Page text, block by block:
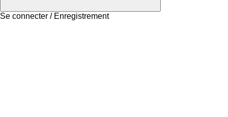
Se connecter / Enregistrement